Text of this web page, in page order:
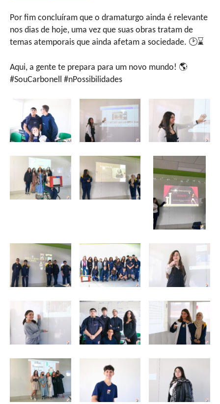
Por fim concluíram que o dramaturgo ainda é relevante
nos dias de hoje, uma vez que suas obras tratam de
temas atemporais que ainda afetam a sociedade. 🕑⌛
Aqui, a gente te prepara para um novo mundo! 🌎
#SouCarbonell #nPossibilidades